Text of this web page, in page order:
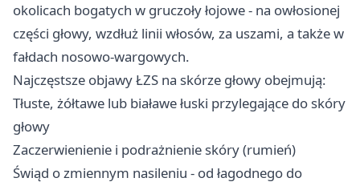
okolicach bogatych w gruczoły łojowe - na owłosionej
części głowy, wzdłuż linii włosów, za uszami, a także w
fałdach nosowo-wargowych.
Najczęstsze objawy ŁZS na skórze głowy obejmują:
Tłuste, żółtawe lub białawe łuski przylegające do skóry
głowy
Zaczerwienienie i podrażnienie skóry (rumień)
Świąd o zmiennym nasileniu - od łagodnego do